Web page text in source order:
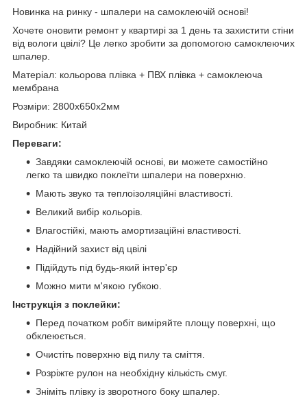
Новинка на ринку - шпалери на самоклеючій основі!
Хочете оновити ремонт у квартирі за 1 день та захистити стіни
від вологи цвілі? Це легко зробити за допомогою самоклеючих
шпалер.
Матеріал: кольорова плівка + ПВХ плівка + самоклеюча
мембрана
Розміри: 2800х650х2мм
Виробник: Китай
Переваги:
Завдяки самоклеючій основі, ви можете самостійно
легко та швидко поклеїти шпалери на поверхню.
Мають звуко та теплоізоляційні властивості.
Великий вибір кольорів.
Влагостійкі, мають амортизаційні властивості.
Надійний захист від цвілі
Підійдуть під будь-який інтер'єр
Можно мити м'якою губкою.
Інструкція з поклейки:
Перед початком робіт виміряйте площу поверхні, що
обклеюється.
Очистіть поверхню від пилу та сміття.
Розріжте рулон на необхідну кількість смуг.
Зніміть плівку із зворотного боку шпалер.